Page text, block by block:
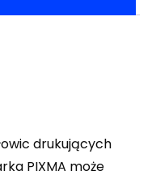
drukujących
PIXMA może